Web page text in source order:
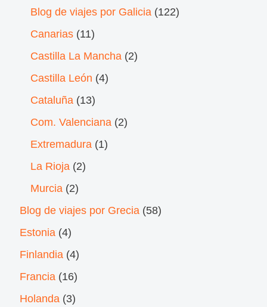
Blog de viajes por Galicia (122)
Canarias (11)
Castilla La Mancha (2)
Castilla León (4)
Cataluña (13)
Com. Valenciana (2)
Extremadura (1)
La Rioja (2)
Murcia (2)
Blog de viajes por Grecia (58)
Estonia (4)
Finlandia (4)
Francia (16)
Holanda (3)